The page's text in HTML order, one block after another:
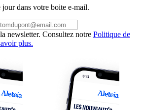
dans votre boite e-mail.
newsletter. Consultez notre Politique de
plus.